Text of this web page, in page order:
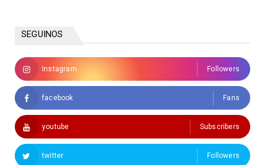
SEGUINOS
Instagram Followers
facebook Fans
youtube Subscribers
twitter Followers